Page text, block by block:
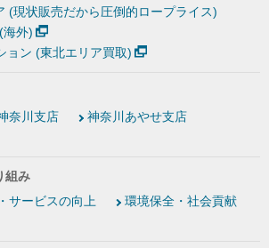
(現状販売だから圧倒的ロープライス)
海外)
ョン (東北エリア買取)
奈川支店
神奈川あやせ支店
組み
サービスの向上
環境保全・社会貢献